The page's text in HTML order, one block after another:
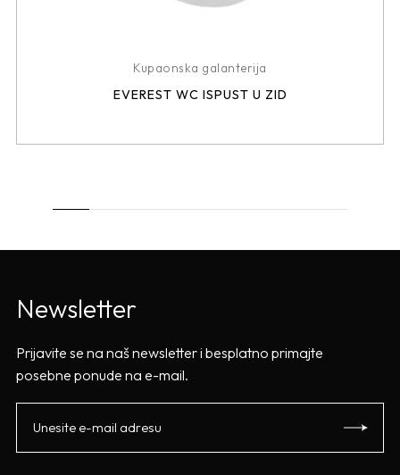
Kupaonska galanterija
EVEREST WC ISPUST U ZID
Newsletter
Prijavite se na naš newsletter i besplatno primajte
posebne ponude na e-mail.